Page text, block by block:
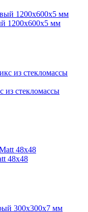
1200х600х5 мм
из стекломассы
48x48